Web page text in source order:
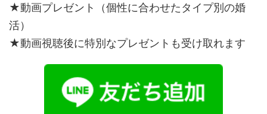
★動画プレゼント（個性に合わせたタイプ別の婚
活）
★動画視聴後に特別なプレゼントも受け取れます